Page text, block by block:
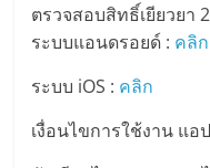
ตรวจสอบสิทธิ์เยียวยา
ระบบแอนดรอยด์ : คลิก
ระบบ iOS : คลิก
เงื่อนไขการใช้งาน แ